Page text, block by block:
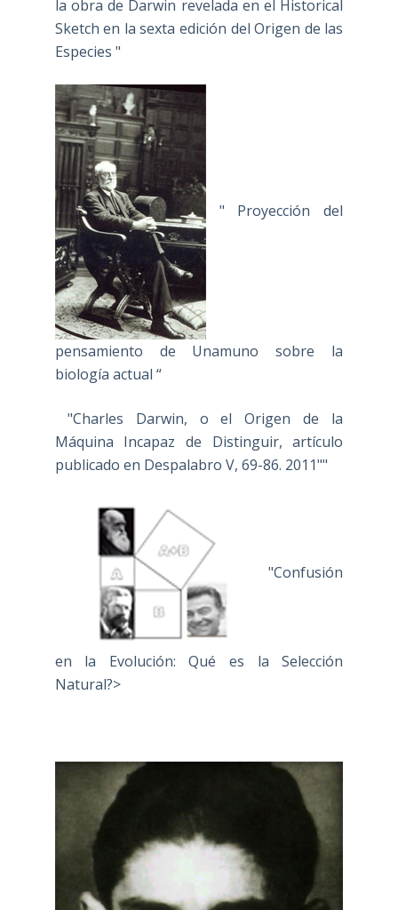
la obra de Darwin revelada en el Historical
Sketch en la sexta edición del Origen de las
Especies "
" Proyección del
pensamiento de Unamuno sobre la
biología actual “
"Charles Darwin, o el Origen de la
Máquina Incapaz de Distinguir, artículo
publicado en Despalabro V, 69-86. 2011""
"Confusión
en la Evolución: Qué es la Selección
Natural?>